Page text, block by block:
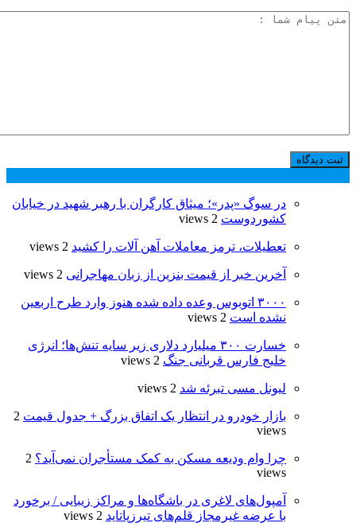
در سوگ «پدر»؛ میثاق کارگران با رهبر شهید در خیابان
کشوردوست 2 views
تعطیلات، ترمز معاملات آهن ‌آلات را کشید 2 views
آخرین خبر از قیمت بنزین از زبان مهاجرانی 2 views
۳۰۰۰ اتوبوس وعده داده شده هنوز وارد طرح اربعین
نشده است 2 views
خسارت ۳۰۰ میلیارد دلاری زیر سایه تنش‌ها؛ انرژی
خلیج فارس قربانی جنگ 2 views
لیونل مسی تبرئه شد 2 views
بازار خودرو در انتظار یک اتفاق بزرگ + جدول قیمت 2
views
چرا وام ودیعه مسکن به کمک مستأجران نمی‌آید؟ 2
views
آمپول‌های لاغری در باشگاه‌ها و مراکز زیبایی / برخورد
با عرضه غیرمجاز قلم‌های تیرزپاتاید 2 views